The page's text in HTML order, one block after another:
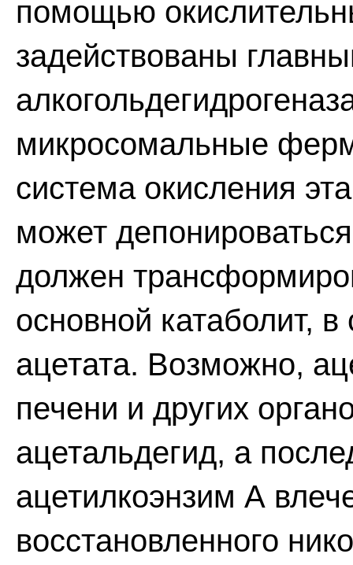
помощью
задействованы
микросомальные
система окисления
может
должен
основной катаболит,
ацетата. Возможно,
печени и других
ацетальдегид, а
ацетилкоэнзим А
восстановленного